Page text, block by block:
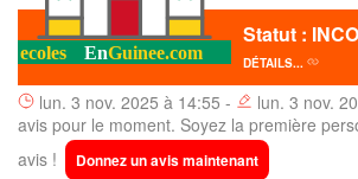
Statut :
DÉTAILS...
lun. 3 nov. 2025 à 14:55 -
lun. 3 nov.
avis pour le moment. Soyez la première
avis !
Donnez un avis maintenant